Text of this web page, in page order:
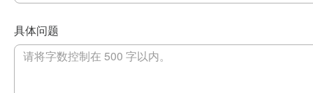
具体问题